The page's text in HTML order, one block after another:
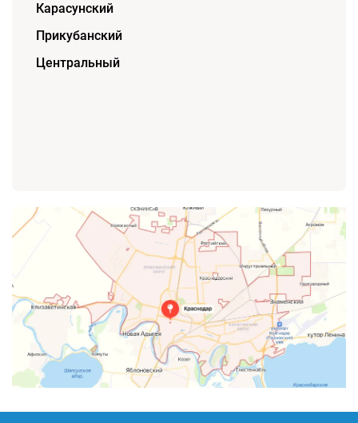
Карасунский
Прикубанский
Центральный